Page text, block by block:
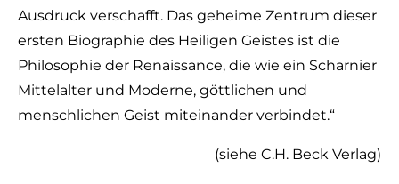
Ausdruck verschafft. Das geheime Zentrum dieser
ersten Biographie des Heiligen Geistes ist die
Philosophie der Renaissance, die wie ein Scharnier
Mittelalter und Moderne, göttlichen und
menschlichen Geist miteinander verbindet.“
(siehe C.H. Beck Verlag)